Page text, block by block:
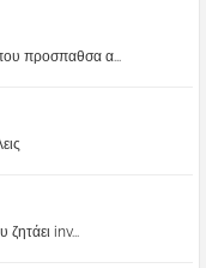
προσπαθσα α...
inv...